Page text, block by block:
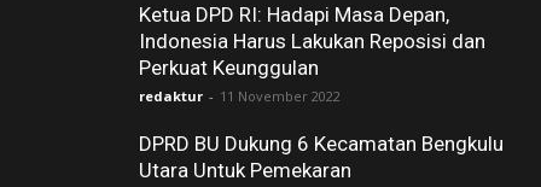
Ketua DPD RI: Hadapi Masa Depan,
Indonesia Harus Lakukan Reposisi dan
Perkuat Keunggulan
redaktur - 11 November 2022
DPRD BU Dukung 6 Kecamatan Bengkulu
Utara Untuk Pemekaran